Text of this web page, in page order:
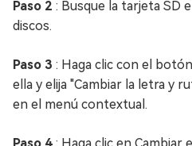
Paso 2 : Busque la tarjeta SD
discos.
Paso 3 : Haga clic con el
ella y elija "Cambiar la letra y
en el menú contextual.